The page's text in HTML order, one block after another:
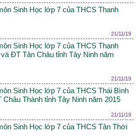
Sinh Học lớp 7 của THCS Thanh
21/11/19
Sinh Học lớp 7 của THCS Thạnh
ĐT Tân Châu tỉnh Tây Ninh năm
21/11/19
Sinh Học lớp 7 của THCS Thái Bình
Thành tỉnh Tây Ninh năm 2015
21/11/19
Sinh Học lớp 7 của THCS Tân Thới